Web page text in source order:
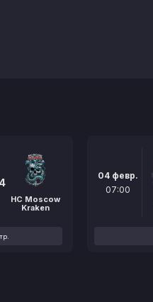
4
HC Moscow
Kraken
04 февр.
07:00